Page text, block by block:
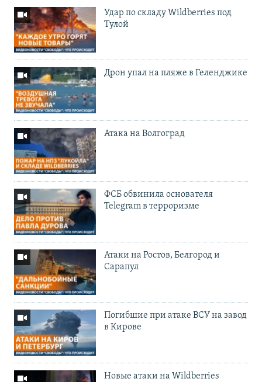
Удар по складу Wildberries под
Тулой
Дрон упал на пляже в Геленджике
Атака на Волгоград
ФСБ обвинила основателя
Telegram в терроризме
Атаки на Ростов, Белгород и
Сарапул
Погибшие при атаке ВСУ на завод
в Кирове
Новые атаки на Wildberries